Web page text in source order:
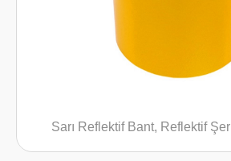
Reflektif Bant, Reflektif Şerit 5 cm x 10 m